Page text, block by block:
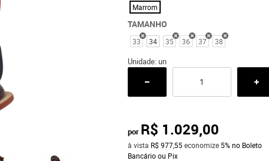
Marrom
TAMANHO
33 34 35 36 37 38
Unidade: un
por R$ 1.029,00
à vista R$ 977,55economize 5% no Boleto
Bancário ou Pix